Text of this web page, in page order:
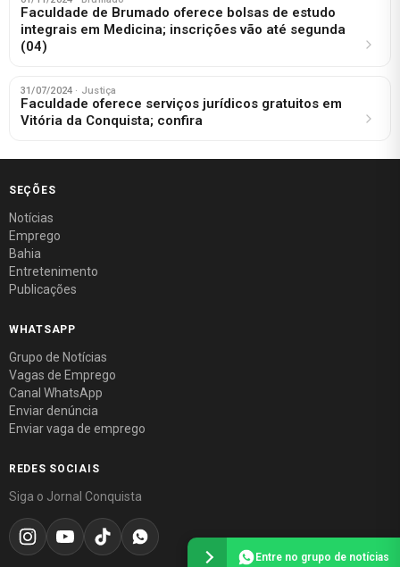
Faculdade de Brumado oferece bolsas de estudo
integrais em Medicina; inscrições vão até segunda
(04)
31/07/2024 · Justiça
Faculdade oferece serviços jurídicos gratuitos em
Vitória da Conquista; confira
SEÇÕES
Notícias
Emprego
Bahia
Entretenimento
Publicações
WHATSAPP
Grupo de Notícias
Vagas de Emprego
Canal WhatsApp
Enviar denúncia
Enviar vaga de emprego
REDES SOCIAIS
Siga o Jornal Conquista
Entre no grupo de notícias